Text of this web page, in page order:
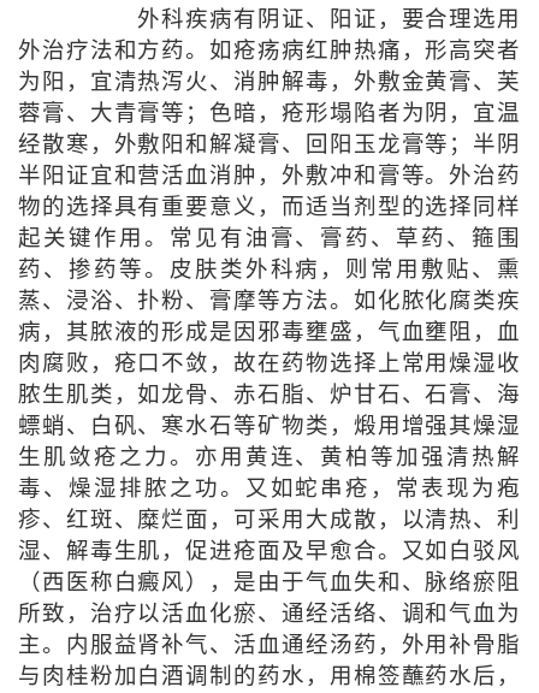
外科疾病有阴证、阳证，要合理选用
外治疗法和方药。如疮疡病红肿热痛，形高突者
为阳，宜清热泻火、消肿解毒，外敷金黄膏、芙
蓉膏、大青膏等；色暗，疮形塌陷者为阴，宜温
经散寒，外敷阳和解凝膏、回阳玉龙膏等；半阴
半阳证宜和营活血消肿，外敷冲和膏等。外治药
物的选择具有重要意义，而适当剂型的选择同样
起关键作用。常见有油膏、膏药、草药、箍围
药、掺药等。皮肤类外科病，则常用敷贴、熏
蒸、浸浴、扑粉、膏摩等方法。如化脓化腐类疾
病，其脓液的形成是因邪毒壅盛，气血壅阻，血
肉腐败，疮口不敛，故在药物选择上常用燥湿收
脓生肌类，如龙骨、赤石脂、炉甘石、石膏、海
螵蛸、白矾、寒水石等矿物类，煅用增强其燥湿
生肌敛疮之力。亦用黄连、黄柏等加强清热解
毒、燥湿排脓之功。又如蛇串疮，常表现为疱
疹、红斑、糜烂面，可采用大成散，以清热、利
湿、解毒生肌，促进疮面及早愈合。又如白驳风
（西医称白癜风），是由于气血失和、脉络瘀阻
所致，治疗以活血化瘀、通经活络、调和气血为
主。内服益肾补气、活血通经汤药，外用补骨脂
与肉桂粉加白酒调制的药水，用棉签蘸药水后，